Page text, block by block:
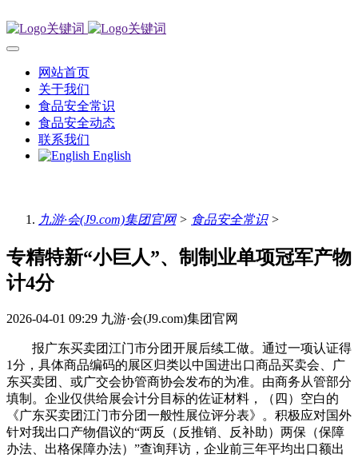
网站首页
关于我们
食品安全常识
食品安全动态
联系我们
English
九游·会(J9.com)集团官网> 食品安全常识>
专精特新“小巨人”、制制业单项冠军产物
计4分
2026-04-01 09:29 九游·会(J9.com)集团官网
报广东买卖团江门市分团开展后续工做。通过一项认证得
1分，具体商品编码的展区归类以中国进出口商品买卖会、广
东买卖团、或广交会协管商协会发布的为准。由商务从管部分
填制。企业仅供给展会计分目标的佐证材料，（四）空白的
《广东买卖团江门市分团一般性展位评分表》。积极应对国外
针对我出口产物倡议的“两反（反推销、反补助）两保（保障
办法、出格保障办法）”查询拜访，企业前三年平均出口额出